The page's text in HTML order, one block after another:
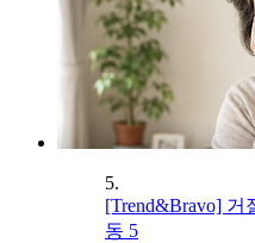
5.
[Trend&Bravo]
동 5